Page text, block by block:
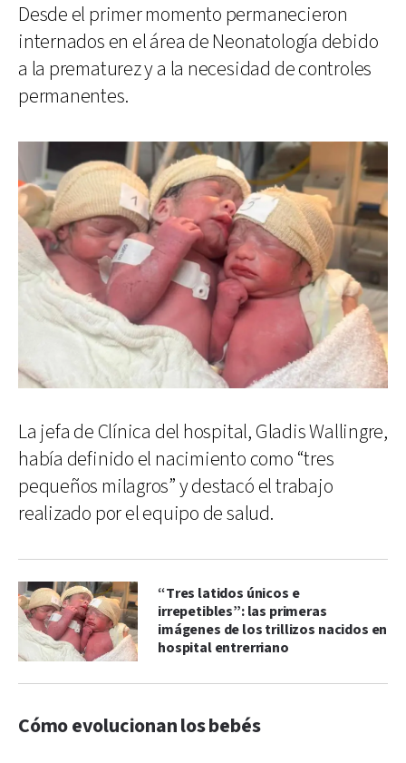
Desde el primer momento permanecieron
internados en el área de Neonatología debido
a la prematurez y a la necesidad de controles
permanentes.
La jefa de Clínica del hospital, Gladis Wallingre,
había definido el nacimiento como “tres
pequeños milagros” y destacó el trabajo
realizado por el equipo de salud.
“Tres latidos únicos e
irrepetibles”: las primeras
imágenes de los trillizos nacidos en
hospital entrerriano
Cómo evolucionan los bebés